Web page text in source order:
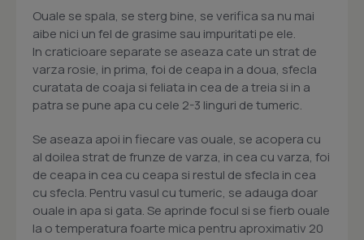
Ouale se spala, se sterg bine, se verifica sa nu mai
aibe nici un fel de grasime sau impuritati pe ele.
In craticioare separate se aseaza cate un strat de
varza rosie, in prima, foi de ceapa in a doua, sfecla
curatata de coaja si feliata in cea de a treia si in a
patra se pune apa cu cele 2-3 linguri de tumeric.
Se aseaza apoi in fiecare vas ouale, se acopera cu
al doilea strat de frunze de varza, in cea cu varza, foi
de ceapa in cea cu ceapa si restul de sfecla in cea
cu sfecla. Pentru vasul cu tumeric, se adauga doar
ouale in apa si gata. Se aprinde focul si se fierb ouale
la o temperatura foarte mica pentru aproximativ 20